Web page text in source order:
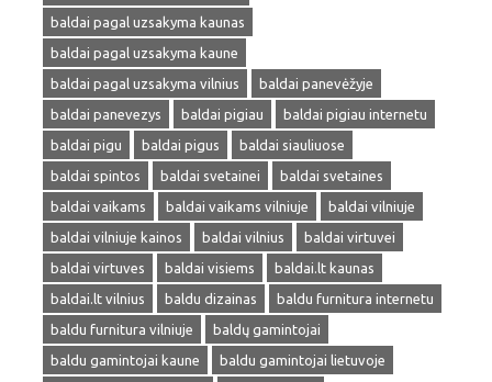
baldai pagal uzsakyma kaunas
baldai pagal uzsakyma kaune
baldai pagal uzsakyma vilnius
baldai panevėžyje
baldai panevezys
baldai pigiau
baldai pigiau internetu
baldai pigu
baldai pigus
baldai siauliuose
baldai spintos
baldai svetainei
baldai svetaines
baldai vaikams
baldai vaikams vilniuje
baldai vilniuje
baldai vilniuje kainos
baldai vilnius
baldai virtuvei
baldai virtuves
baldai visiems
baldai.lt kaunas
baldai.lt vilnius
baldu dizainas
baldu furnitura internetu
baldu furnitura vilniuje
baldų gamintojai
baldu gamintojai kaune
baldu gamintojai lietuvoje